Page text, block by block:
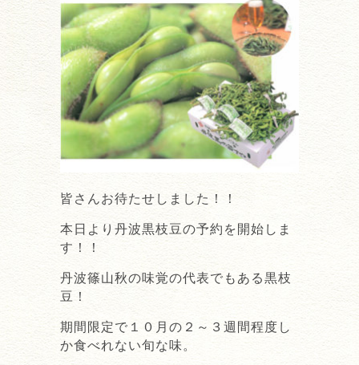
皆さんお待たせしました！！
本日より丹波黒枝豆の予約を開始しま
す！！
丹波篠山秋の味覚の代表でもある黒枝
豆！
期間限定で１０月の２～３週間程度し
か食べれない旬な味。